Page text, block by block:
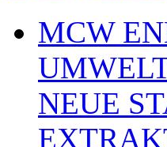
MCW
NEUE